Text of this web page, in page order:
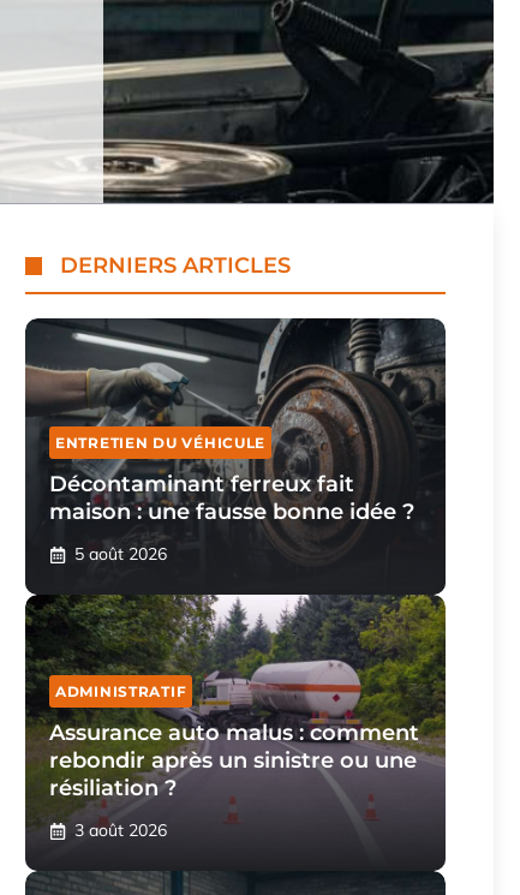
DERNIERS ARTICLES
ENTRETIEN DU VÉHICULE
Décontaminant ferreux fait
maison : une fausse bonne idée ?
5 août 2026
ADMINISTRATIF
Assurance auto malus : comment
rebondir après un sinistre ou une
résiliation ?
3 août 2026